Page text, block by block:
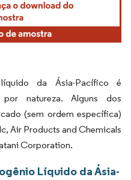
da Ásia-Pacífico é
por natureza. Alguns dos
(sem ordem específica)
Air Products and Chemicals
Corporation.
Líquido da Ásia-